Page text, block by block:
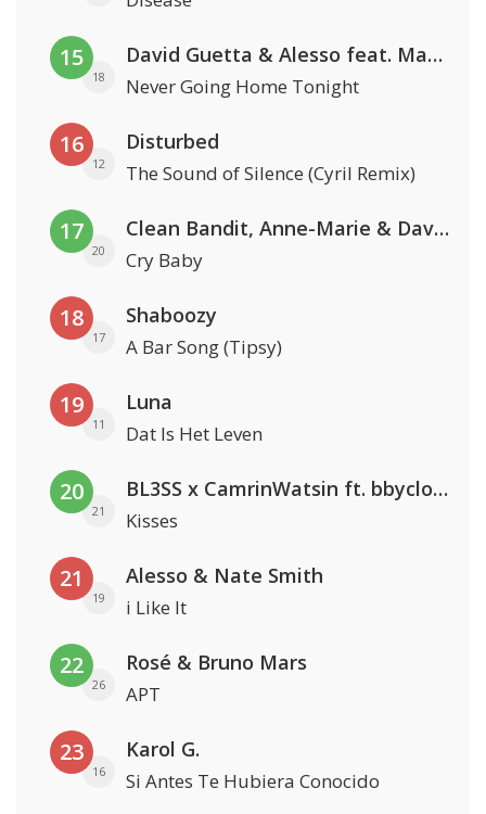
15
18
David Guetta & Alesso feat. Madison Love
Never Going Home Tonight
16
12
Disturbed
The Sound of Silence (Cyril Remix)
17
20
Clean Bandit, Anne-Marie & David Guetta
Cry Baby
18
17
Shaboozy
A Bar Song (Tipsy)
19
11
Luna
Dat Is Het Leven
20
21
BL3SS x CamrinWatsin ft. bbyclose
Kisses
21
19
Alesso & Nate Smith
i Like It
22
26
Rosé & Bruno Mars
APT
23
16
Karol G.
Si Antes Te Hubiera Conocido